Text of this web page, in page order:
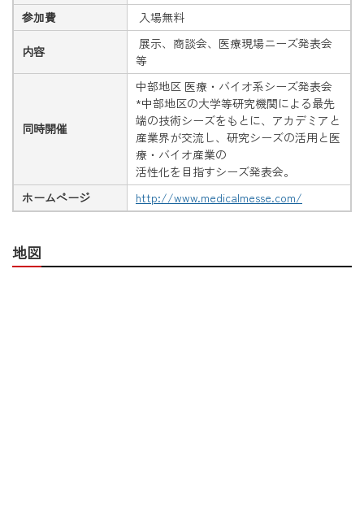
参加費
入場無料
内容
展示、商談会、医療現場ニーズ発表会
等
同時開催
中部地区 医療・バイオ系シーズ発表会
*中部地区の大学等研究機関による最先
端の技術シーズをもとに、アカデミアと
産業界が交流し、研究シーズの活用と医
療・バイオ産業の
活性化を目指すシーズ発表会。
ホームページ
http://www.medicalmesse.com/
地図